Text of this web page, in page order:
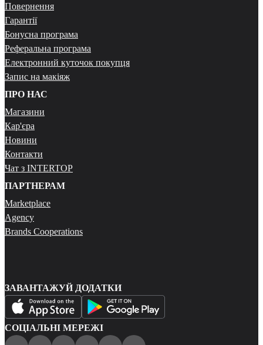
Повернення
Гарантії
Бонусна програма
Реферальна програма
Електронний куточок покупця
Запис на макіяж
ПРО НАС
Магазини
Кар'єра
Новини
Контакти
Чат з INTERTOP
ПАРТНЕРАМ
Marketplace
Agency
Brands Cooperations
ЗАВАНТАЖУЙ ДОДАТКИ
СОЦІАЛЬНІ МЕРЕЖІ